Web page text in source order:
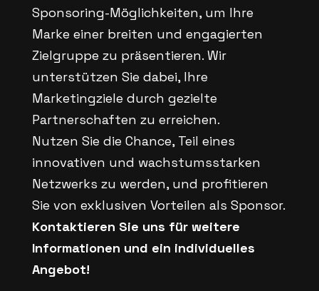
Sponsoring-Möglichkeiten, um Ihre
Marke einer breiten und engagierten
Zielgruppe zu präsentieren. Wir
unterstützen Sie dabei, Ihre
Marketingziele durch gezielte
Partnerschaften zu erreichen.
Nutzen Sie die Chance, Teil eines
innovativen und wachstumsstarken
Netzwerks zu werden, und profitieren
Sie von exklusiven Vorteilen als Sponsor.
Kontaktieren Sie uns für weitere
Informationen und ein individuelles
Angebot!